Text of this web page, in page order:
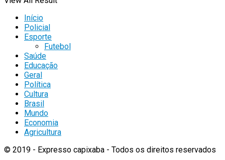
Início
Policial
Esporte
Futebol
Saúde
Educação
Geral
Política
Cultura
Brasil
Mundo
Economia
Agricultura
© 2019 - Expresso capixaba - Todos os direitos reservados